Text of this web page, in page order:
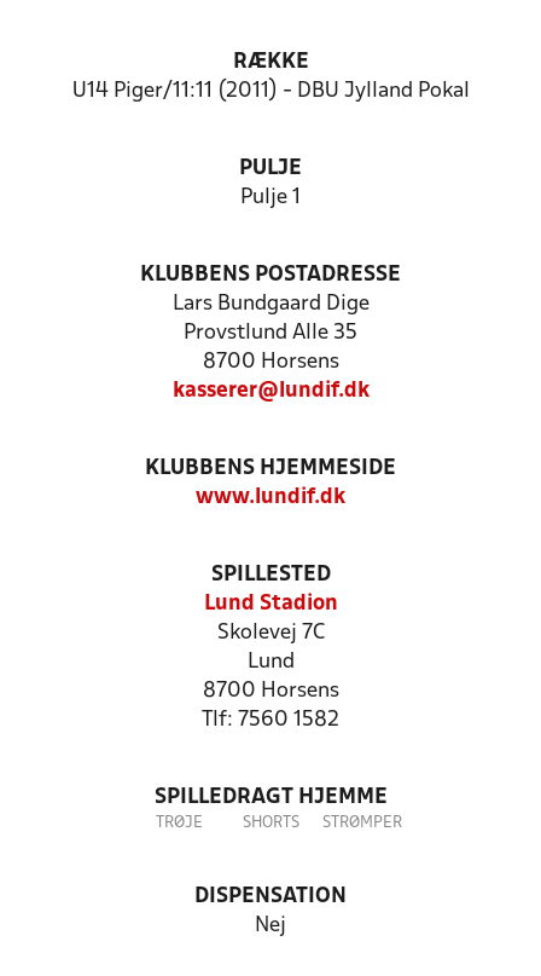
RÆKKE
U14 Piger/11:11 (2011) - DBU Jylland Pokal
PULJE
Pulje 1
KLUBBENS POSTADRESSE
Lars Bundgaard Dige
Provstlund Alle 35
8700 Horsens
kasserer@lundif.dk
KLUBBENS HJEMMESIDE
www.lundif.dk
SPILLESTED
Lund Stadion
Skolevej 7C
Lund
8700 Horsens
Tlf: 7560 1582
SPILLEDRAGT HJEMME
TRØJE SHORTS STRØMPER
DISPENSATION
Nej